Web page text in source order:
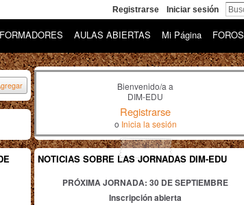
Registrarse Iniciar sesión
AULAS ABIERTAS Mi Página FOROS
Bienvenido/a a
DIM-EDU
Registrarse
o Inicia la sesión
NOTICIAS SOBRE LAS JORNADAS DIM-EDU
PRÓXIMA JORNADA: 30 DE SEPTIEMBRE
Inscripción abierta